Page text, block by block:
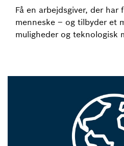
Få en arbejdsgiver, der har
menneske – og tilbyder et
muligheder og teknologisk